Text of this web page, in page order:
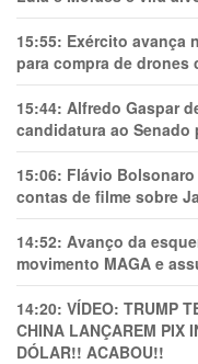
15:55: Exército avança
para compra de drones
15:44: Alfredo Gaspar
candidatura ao Senado
15:06: Flávio Bolsonaro
contas de filme sobre
14:52: Avanço da
movimento MAGA e
14:20: VÍDEO: TRUMP
CHINA LANÇAREM PIX
DÓLAR!! ACABOU!!